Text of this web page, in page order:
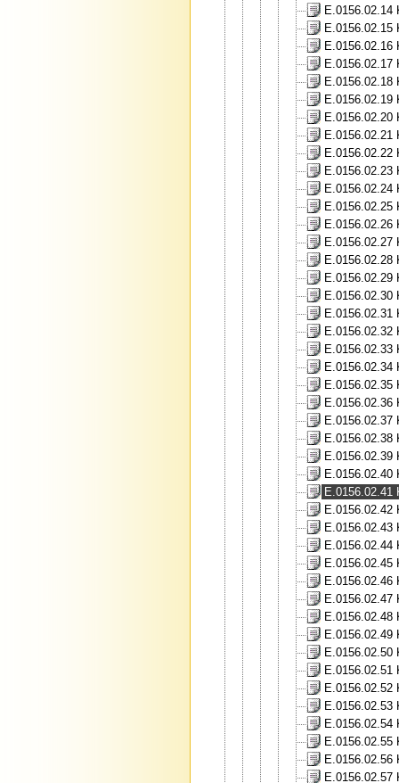
E.0156.02.14
E.0156.02.15
E.0156.02.16
E.0156.02.17
E.0156.02.18
E.0156.02.19
E.0156.02.20
E.0156.02.21
E.0156.02.22
E.0156.02.23
E.0156.02.24
E.0156.02.25
E.0156.02.26
E.0156.02.27
E.0156.02.28
E.0156.02.29
E.0156.02.30
E.0156.02.31
E.0156.02.32
E.0156.02.33
E.0156.02.34
E.0156.02.35
E.0156.02.36
E.0156.02.37
E.0156.02.38
E.0156.02.39
E.0156.02.40
E.0156.02.41
E.0156.02.42
E.0156.02.43
E.0156.02.44
E.0156.02.45
E.0156.02.46
E.0156.02.47
E.0156.02.48
E.0156.02.49
E.0156.02.50
E.0156.02.51
E.0156.02.52
E.0156.02.53
E.0156.02.54
E.0156.02.55
E.0156.02.56
E.0156.02.57